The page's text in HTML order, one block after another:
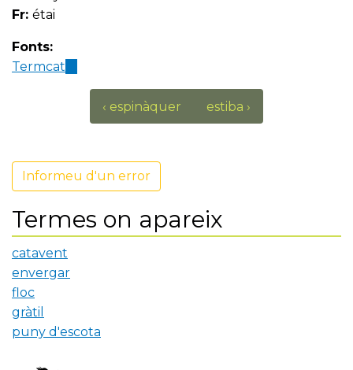
Fr: étai
Fonts:
Termcat
external)‹ espinàquer estiba ›
Informeu d'un error
Termes on apareix
catavent
envergar
floc
gràtil
puny d'escota